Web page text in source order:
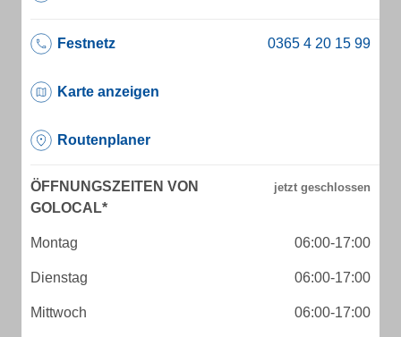
Festnetz
Karte anzeigen
Routenplaner
ÖFFNUNGSZEITEN VON
GOLOCAL*
Montag 06:00-17:00
Dienstag 06:00-17:00
Mittwoch 06:00-17:00